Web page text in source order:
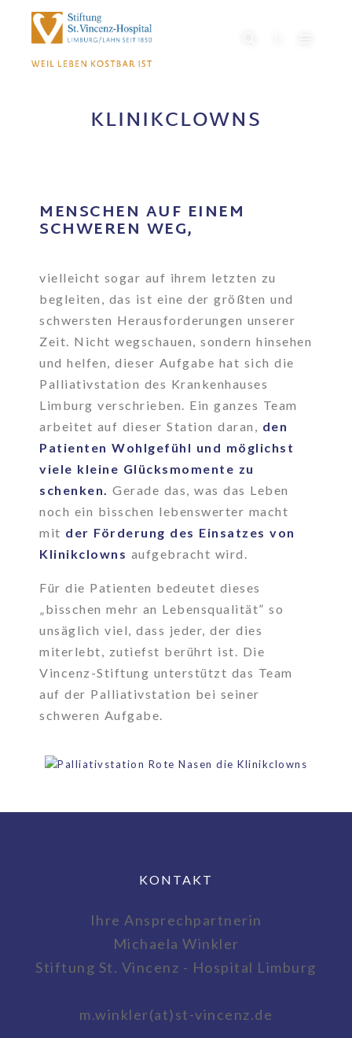
KLINIKCLOWNS
MENSCHEN AUF EINEM
SCHWEREN WEG,
vielleicht sogar auf ihrem letzten zu
begleiten, das ist eine der größten und
schwersten Herausforderungen unserer
Zeit. Nicht wegschauen, sondern hinsehen
und helfen, dieser Aufgabe hat sich die
Palliativstation des Krankenhauses
Limburg verschrieben. Ein ganzes Team
arbeitet auf dieser Station daran, den
Patienten Wohlgefühl und möglichst
viele kleine Glücksmomente zu
schenken. Gerade das, was das Leben
noch ein bisschen lebenswerter macht
mit der Förderung des Einsatzes von
Klinikclowns aufgebracht wird.
Für die Patienten bedeutet dieses
„bisschen mehr an Lebensqualität” so
unsäglich viel, dass jeder, der dies
miterlebt, zutiefst berührt ist. Die
Vincenz-Stiftung unterstützt das Team
auf der Palliativstation bei seiner
schweren Aufgabe.
KONTAKT
Ihre Ansprechpartnerin
Michaela Winkler
Stiftung St. Vincenz - Hospital Limburg
m.winkler(at)st-vincenz.de